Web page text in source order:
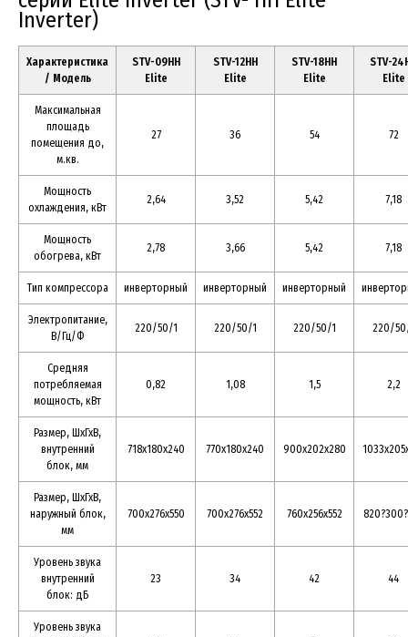
Inverter)
Характеристика
/ Модель
STV-09HH
Elite
STV-12HH
Elite
STV-18HH
Elite
STV-
Elite
Максимальная
площадь
помещения до,
м.кв.
27 36 54 72
Мощность
охлаждения, кВт
2,64 3,52 5,42 7,18
Мощность
обогрева, кВт
2,78 3,66 5,42 7,18
Тип компрессора инверторный инверторный инверторный
Электропитание,
В/Гц/Ф
220/50/1 220/50/1 220/50/1 220/
Средняя
потребляемая
мощность, кВт
0,82 1,08 1,5 2,2
Размер, ШхГхВ,
внутренний
блок, мм
718x180x240 770x180x240 900x202x280
Размер, ШхГхВ,
наружный блок,
мм
700x276x550 700x276x552 760x256x552
Уровень звука
внутренний
блок: дБ
23 34 42 44
Уровень звука